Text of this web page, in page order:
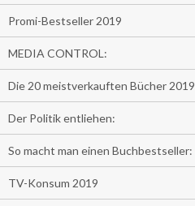
Promi-Bestseller 2019
MEDIA CONTROL:
Die 20 meistverkauften Bücher 2019
Der Politik entliehen:
So macht man einen Buchbestseller:
TV-Konsum 2019